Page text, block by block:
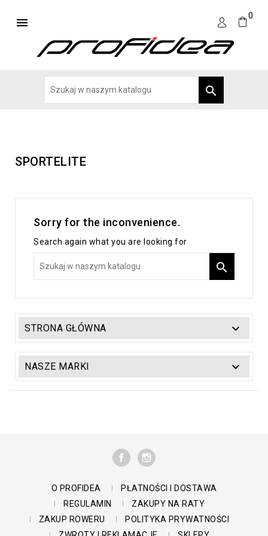
 0

SPORTELITE
Sorry for the inconvenience.
Search again what you are looking for

STRONA GŁÓWNA 
NASZE MARKI 
FACEBOOKINSTAGRAM
O PROFIDEA
PŁATNOŚCI I DOSTAWA
REGULAMIN
ZAKUPY NA RATY
ZAKUP ROWERU
POLITYKA PRYWATNOŚCI